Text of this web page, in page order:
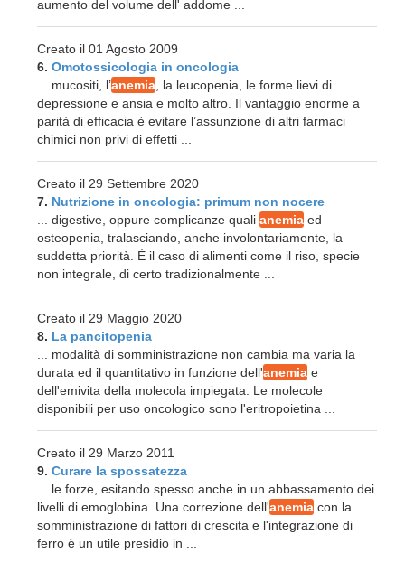
aumento del volume dell' addome ...
Creato il 01 Agosto 2009
6. Omotossicologia in oncologia
... mucositi, l’anemia , la leucopenia, le forme lievi di
depressione e ansia e molto altro. Il vantaggio enorme a
parità di efficacia è evitare l’assunzione di altri farmaci
chimici non privi di effetti ...
Creato il 29 Settembre 2020
7. Nutrizione in oncologia: primum non nocere
... digestive, oppure complicanze quali anemia ed
osteopenia, tralasciando, anche involontariamente, la
suddetta priorità. È il caso di alimenti come il riso, specie
non integrale, di certo tradizionalmente ...
Creato il 29 Maggio 2020
8. La pancitopenia
... modalità di somministrazione non cambia ma varia la
durata ed il quantitativo in funzione dell'anemia e
dell'emivita della molecola impiegata. Le molecole
disponibili per uso oncologico sono l'eritropoietina ...
Creato il 29 Marzo 2011
9. Curare la spossatezza
... le forze, esitando spesso anche in un abbassamento dei
livelli di emoglobina. Una correzione dell'anemia con la
somministrazione di fattori di crescita e l'integrazione di
ferro è un utile presidio in ...